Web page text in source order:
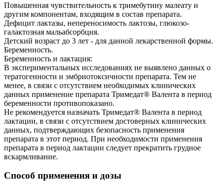
Повышенная чувствительность к тримебутину малеату и
другим компонентам, входящим в состав препарата.
Дефицит лактазы, непереносимость лактозы, глюкозо-
галактозная мальабсорбция.
Детский возраст до 3 лет - для данной лекарственной формы.
Беременность.
Беременность и лактация:
В экспериментальных исследованиях не выявлено данных о
тератогенности и эмбриотоксичности препарата. Тем не
менее, в связи с отсутствием необходимых клинических
данных применение препарата Тримедат® Валента в период
беременности противопоказано.
Не рекомендуется назначать Тримедат® Валента в период
лактации, в связи с отсутствием достоверных клинических
данных, подтверждающих безопасность применения
препарата в этот период. При необходимости применения
препарата в период лактации следует прекратить грудное
вскармливание.
Способ применения и дозы